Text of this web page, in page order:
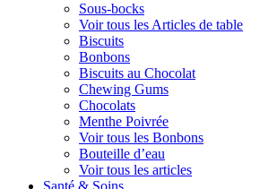
Sous-bocks
Voir tous les Articles de table
Biscuits
Bonbons
Biscuits au Chocolat
Chewing Gums
Chocolats
Menthe Poivrée
Voir tous les Bonbons
Bouteille d’eau
Voir tous les articles
Santé & Soins